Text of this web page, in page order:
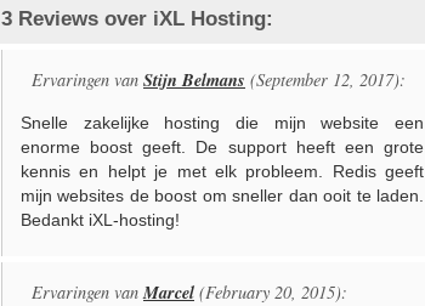
3 Reviews over iXL Hosting:
Ervaringen van Stijn Belmans (September 12, 2017):
Snelle zakelijke hosting die mijn website een
enorme boost geeft. De support heeft een grote
kennis en helpt je met elk probleem. Redis geeft
mijn websites de boost om sneller dan ooit te laden.
Bedankt iXL-hosting!
Ervaringen vanMarcel (February 20, 2015):